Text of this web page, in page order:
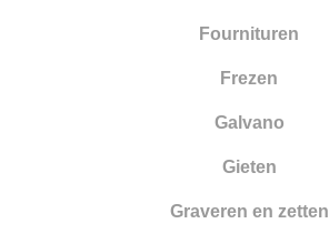
Fournituren
Frezen
Galvano
Gieten
Graveren en zetten